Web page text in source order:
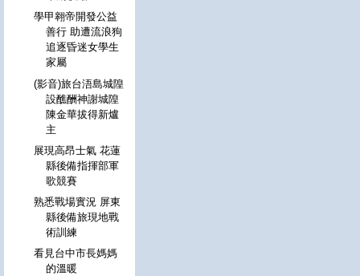
學甲翱帝開發公益
善行 助遭流浪狗
追逐昏迷女學生
家屬
(影音)旅台浯島城隍
設醮酬神謝城隍
陳金華拔得新爐
主
展現高昂士氣 花蓮
縣後備指揮部軍
歌競賽
熟悉戰場實況 屏東
縣後備旅現地戰
術訓練
看見台中市長媽媽
的溫暖